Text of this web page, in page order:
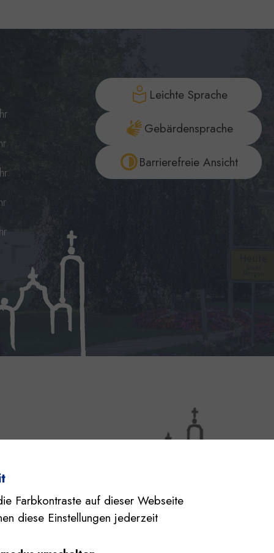
Farbkontraste auf dieser Webseite
diese Einstellungen jederzeit
Leichte Sprache
Gebärdensprache
Barrierefreie Ansicht